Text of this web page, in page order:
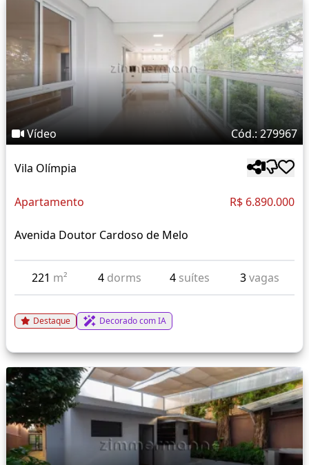
Vídeo Cód.: 279967
Vila Olímpia
Apartamento R$ 6.890.000
Avenida Doutor Cardoso de Melo
221 m² 4 dorms 4 suítes 3vagas
Destaque Decorado com IA